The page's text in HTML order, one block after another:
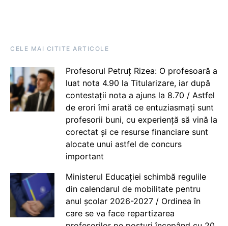
CELE MAI CITITE ARTICOLE
Profesorul Petruț Rizea: O profesoară a
luat nota 4.90 la Titularizare, iar după
contestații nota a ajuns la 8.70 / Astfel
de erori îmi arată ce entuziasmați sunt
profesorii buni, cu experiență să vină la
corectat și ce resurse financiare sunt
alocate unui astfel de concurs
important
Ministerul Educației schimbă regulile
din calendarul de mobilitate pentru
anul școlar 2026-2027 / Ordinea în
care se va face repartizarea